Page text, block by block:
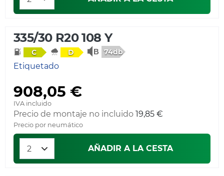
335/30 R20 108 Y
C D 74db
Etiquetado
908,05 €
IVA incluido
Precio de montaje no incluido 19,85 €
Precio por neumático
AÑADIR A LA CESTA